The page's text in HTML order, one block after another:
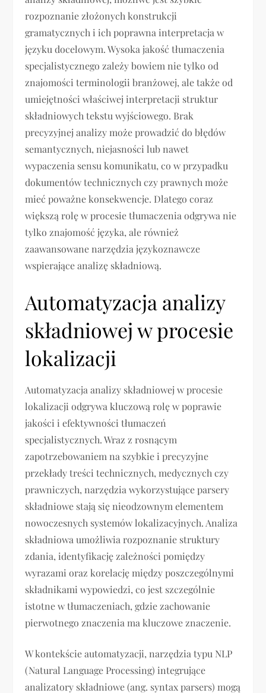
rozpoznanie złożonych konstrukcji
gramatycznych i ich poprawna interpretacja w
języku docelowym. Wysoka jakość tłumaczenia
specjalistycznego zależy bowiem nie tylko od
znajomości terminologii branżowej, ale także od
umiejętności właściwej interpretacji struktur
składniowych tekstu wyjściowego. Brak
precyzyjnej analizy może prowadzić do błędów
semantycznych, niejasności lub nawet
wypaczenia sensu komunikatu, co w przypadku
dokumentów technicznych czy prawnych może
mieć poważne konsekwencje. Dlatego coraz
większą rolę w procesie tłumaczenia odgrywa nie
tylko znajomość języka, ale również
zaawansowane narzędzia językoznawcze
wspierające analizę składniową.
Automatyzacja analizy
składniowej w procesie
lokalizacji
Automatyzacja analizy składniowej w procesie
lokalizacji odgrywa kluczową rolę w poprawie
jakości i efektywności tłumaczeń
specjalistycznych. Wraz z rosnącym
zapotrzebowaniem na szybkie i precyzyjne
przekłady treści technicznych, medycznych czy
prawniczych, narzędzia wykorzystujące parsery
składniowe stają się nieodzownym elementem
nowoczesnych systemów lokalizacyjnych. Analiza
składniowa umożliwia rozpoznanie struktury
zdania, identyfikację zależności pomiędzy
wyrazami oraz korelację między poszczególnymi
składnikami wypowiedzi, co jest szczególnie
istotne w tłumaczeniach, gdzie zachowanie
pierwotnego znaczenia ma kluczowe znaczenie.
W kontekście automatyzacji, narzędzia typu NLP
(Natural Language Processing) integrujące
analizatory składniowe (ang. syntax parsers) mogą